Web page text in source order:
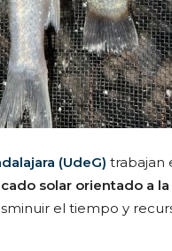
(UdeG) trabajan
solar orientado a
el tiempo y